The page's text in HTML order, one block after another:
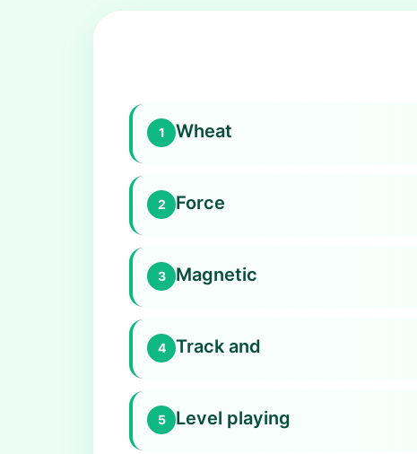
1 Wheat
2 Force
3 Magnetic
4 Track and
5 Level playing